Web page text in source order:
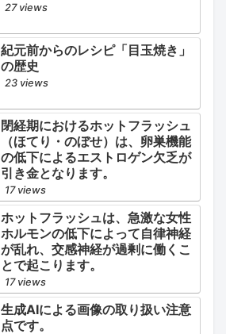
27 views
紀元前からのレシピ「目玉焼き」
の歴史
23 views
閉経期におけるホットフラッシュ
（ほてり・のぼせ）は、卵巣機能
の低下によるエストロゲン欠乏が
引き金となります。
17 views
ホットフラッシュは、急激な女性
ホルモンの低下によって自律神経
が乱れ、交感神経が過剰に働くこ
とで起こります。
17 views
生成AIによる画像の取り扱い注意
点です。